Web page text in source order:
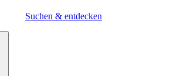
Suchen & entdecken